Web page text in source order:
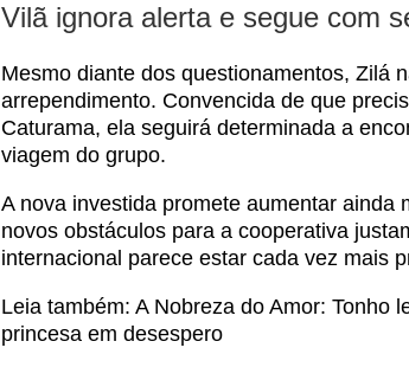
Vilã ignora alerta e segue com
Mesmo diante dos questionamentos, Zilá
arrependimento. Convencida de que
Caturama, ela seguirá determinada a
viagem do grupo.
A nova investida promete aumentar ainda
novos obstáculos para a cooperativa
internacional parece estar cada vez mais
Leia também: A Nobreza do Amor: Tonho
princesa em desespero